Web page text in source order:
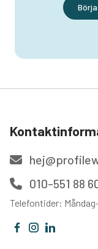
010-551 88
Telefontider: